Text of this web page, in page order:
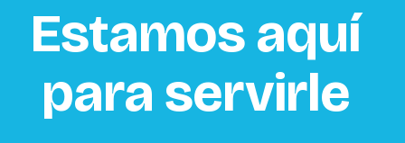
Estamos aquí
para servirle